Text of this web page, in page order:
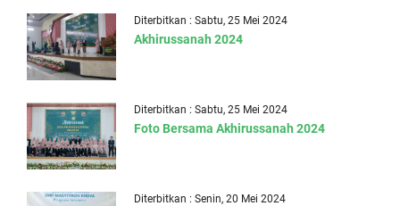
Diterbitkan : Sabtu, 25 Mei 2024
Akhirussanah 2024
Diterbitkan : Sabtu, 25 Mei 2024
Foto Bersama Akhirussanah 2024
Diterbitkan : Senin, 20 Mei 2024